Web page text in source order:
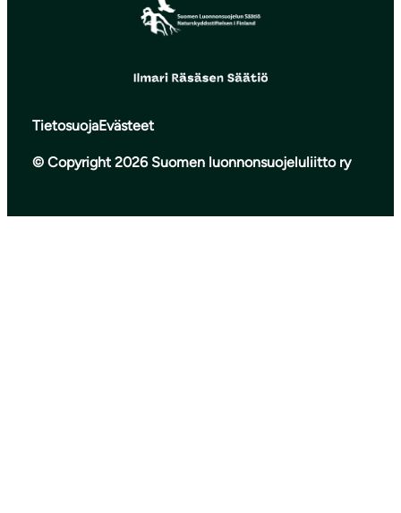
TietosuojaEvästeet
© Copyright 2026 Suomen luonnonsuojeluliitto ry